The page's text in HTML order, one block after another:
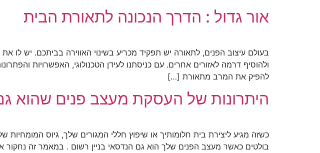
אור גדול : הדרך הנכונה לתאורת הבית
בעולם עיצוב הפנים, לתאורה יש תפקיד מכריע בשינוי האווירה בביתכם. יש
ולהוסיף דרמה לאזורים אחרים. עם כניסתנו לעידן הטכנולוגי, האפשרויות
להפיק את המרב מתאורת […]
היתרונות של העסקת מעצב פנים שהוא גם
כשזה מגיע ליצירת בית חלומותיך או שיפוץ חללי המגורים שלך, גיוס
בולטים כאשר מעצב הפנים שלך הוא גם הנדסאי בניין רשום . במאמר זה נחקור